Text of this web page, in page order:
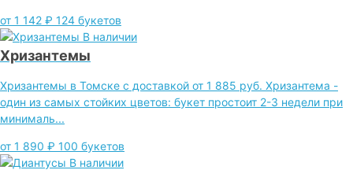
от 1 142 ₽ 124 букетов
В наличии
Хризантемы
Хризантемы в Томске с доставкой от 1 885 руб. Хризантема -
один из самых стойких цветов: букет простоит 2-3 недели при
минималь...
от 1 890 ₽ 100 букетов
В наличии